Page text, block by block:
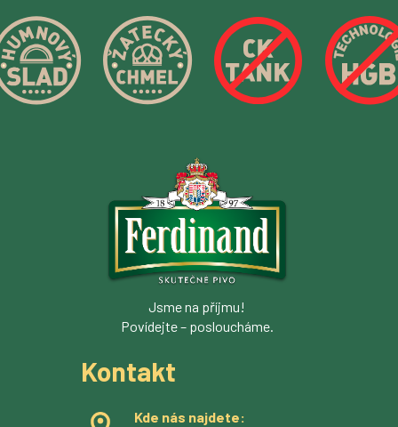
Jsme na příjmu!
Povídejte – posloucháme.
Kontakt
Kde nás najdete: